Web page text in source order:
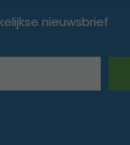
nieuwsbrief